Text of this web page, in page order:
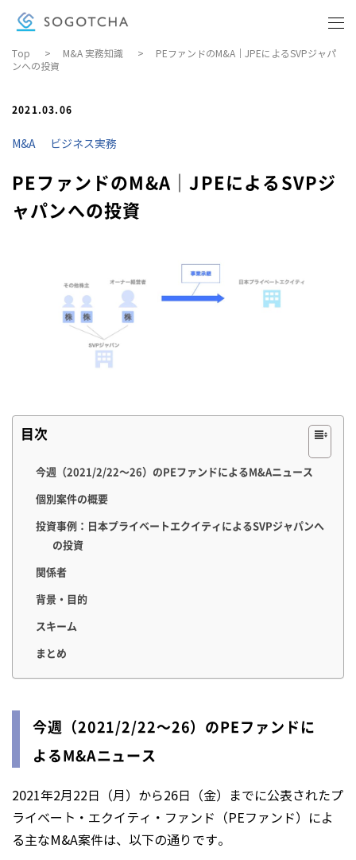
ビジネス実務
COMPANY
会社概要
DOWNLOAD MATERIALS
資料ダウンロード
Top > M&A 実務知識 > PEファンドのM&A｜JPEによるSVPジャパ
ンへの投資
2021.03.06
M&A ビジネス実務
PEファンドのM&A｜JPEによるSVPジ
ャパンへの投資
目次
今週（2021/2/22〜26）のPEファンドによるM&Aニュース
個別案件の概要
投資事例：日本プライベートエクイティによるSVPジャパンへ
の投資
関係者
背景・目的
スキーム
まとめ
今週（2021/2/22〜26）のPEファンドに
よるM&Aニュース
2021年2月22日（月）から26日（金）までに公表されたプ
ライベート・エクイティ・ファンド（PEファンド）によ
る主なM&A案件は、以下の通りです。